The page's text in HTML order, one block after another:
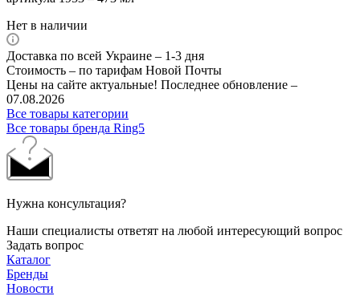
Нет в наличии
Доставка по всей Украине – 1-3 дня
Стоимость – по тарифам Новой Почты
Цены на сайте актуальные! Последнее обновление –
07.08.2026
Все товары категории
Все товары бренда Ring5
Нужна консультация?
Наши специалисты ответят на любой интересующий вопрос
Задать вопрос
Каталог
Бренды
Новости